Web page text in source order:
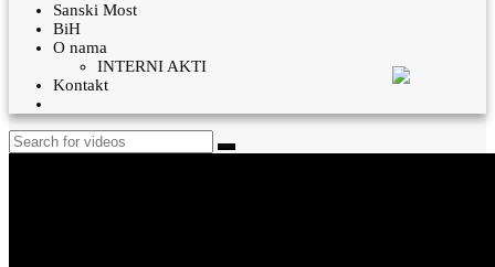
Sanski Most
BiH
O nama
INTERNI AKTI
Kontakt